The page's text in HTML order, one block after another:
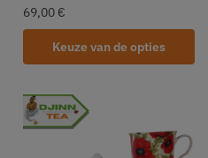
69,00 €
Keuze van de opties